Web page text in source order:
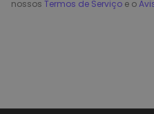
nossos Termos de Serviço e o